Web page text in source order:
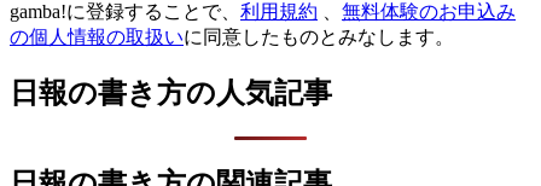
gamba!に登録することで、 利用規約
無料体験のお申込み
の個人情報の取扱いに同意したものとみなします。
日報の書き方の人気記事